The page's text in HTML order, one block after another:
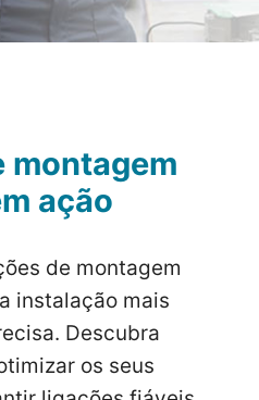
montagem
ação
de montagem
instalação mais
Descubra
os seus